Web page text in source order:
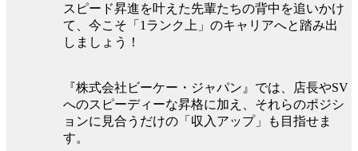
スピード昇進を叶えた先輩たちの背中を追いかけ
て、今こそ「1ランク上」のキャリアへと踏み出
しましょう！
『株式会社ビーケー・ジャパン』では、店長やSV
へのスピーディーな昇格に加え、それらのポジシ
ョンに見合うだけの「収入アップ」も目指せま
す。